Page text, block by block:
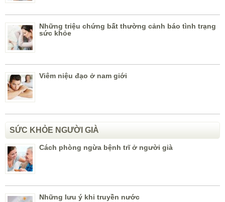
Những triệu chứng bất thường cảnh báo tình trạng
sức khỏe
Viêm niệu đạo ở nam giới
SỨC KHỎE NGƯỜI GIÀ
Cách phòng ngừa bệnh trĩ ở người già
Những lưu ý khi truyền nước